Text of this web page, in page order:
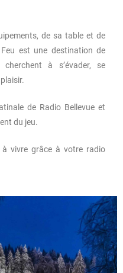
de sa table et de
est une destination de
à s’évader, se
de Radio Bellevue et
du jeu.
vivre grâce à votre radio